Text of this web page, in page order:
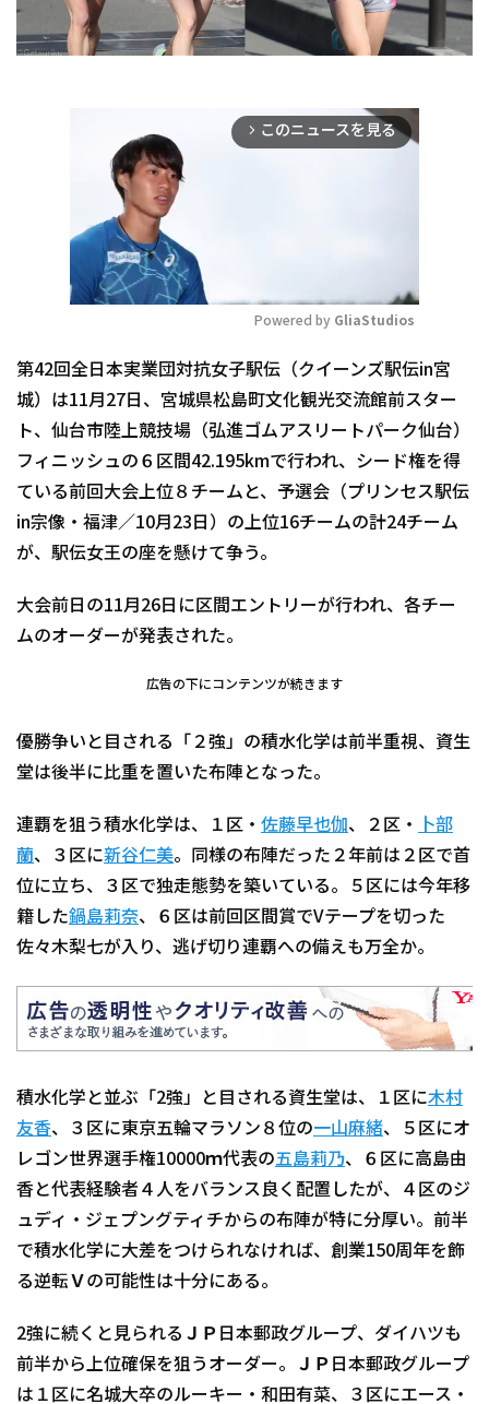
arrow_forward_ios このニュースを見る
Mute
Powered by GliaStudios
第42回全日本実業団対抗女子駅伝（クイーンズ駅伝in宮
城）は11月27日、宮城県松島町文化観光交流館前スター
ト、仙台市陸上競技場（弘進ゴムアスリートパーク仙台）
フィニッシュの６区間42.195kmで行われ、シード権を得
ている前回大会上位８チームと、予選会（プリンセス駅伝
in宗像・福津／10月23日）の上位16チームの計24チーム
が、駅伝女王の座を懸けて争う。
大会前日の11月26日に区間エントリーが行われ、各チー
ムのオーダーが発表された。
広告の下にコンテンツが続きます
優勝争いと目される「２強」の積水化学は前半重視、資生
堂は後半に比重を置いた布陣となった。
連覇を狙う積水化学は、１区・ 佐藤早也伽、２区・
卜部
蘭、３区に新谷仁美。同様の布陣だった２年前は２区で首
位に立ち、３区で独走態勢を築いている。５区には今年移
籍した鍋島莉奈、６区は前回区間賞でVテープを切った
佐々木梨七が入り、逃げ切り連覇への備えも万全か。
積水化学と並ぶ「2強」と目される資生堂は、１区に木村
友香、３区に東京五輪マラソン８位の一山麻緒、５区にオ
レゴン世界選手権10000ｍ代表の五島莉乃、６区に高島由
香と代表経験者４人をバランス良く配置したが、４区のジ
ュディ・ジェプングティチからの布陣が特に分厚い。前半
で積水化学に大差をつけられなければ、創業150周年を飾
る逆転Ｖの可能性は十分にある。
2強に続くと見られるＪＰ日本郵政グループ、ダイハツも
前半から上位確保を狙うオーダー。ＪＰ日本郵政グループ
は１区に名城大卒のルーキー・和田有菜、３区にエース・